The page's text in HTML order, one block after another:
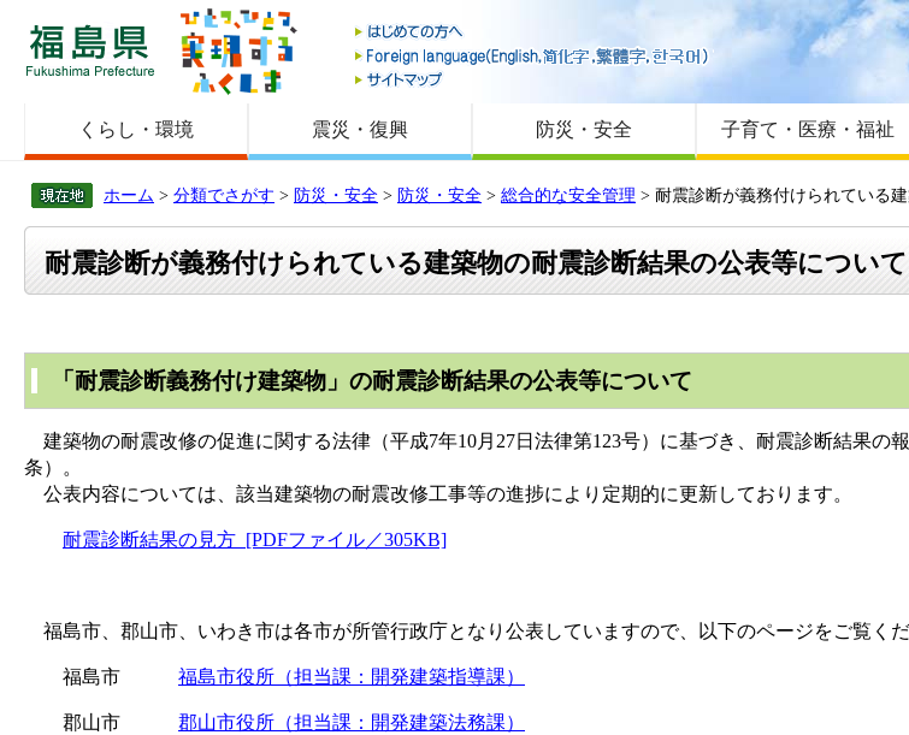
福島県
はじめての方へ
Foreign language
サイトマップ
くらし・環境 震災・復興 防災・安全 子育て・医療・福祉
ホーム > 分類でさがす > 防災・安全 > 防災・安全 > 総合的な安全管理 > 耐震診断が義務付けられている
耐震診断が義務付けられている建築物の耐震診断結果の公表等について
「耐震診断義務付け建築物」の耐震診断結果の公表等について
建築物の耐震改修の促進に関する法律（平成7年10月27日法律第123号）に基づき、耐震診断結果
条）。
公表内容については、該当建築物の耐震改修工事等の進捗により定期的に更新しております。
耐震診断結果の見方 [PDFファイル／305KB]
福島市、郡山市、いわき市は各市が所管行政庁となり公表していますので、以下のページをご覧くだ
福島市 福島市役所（担当課：開発建築指導課）
郡山市 郡山市役所（担当課：開発建築法務課）